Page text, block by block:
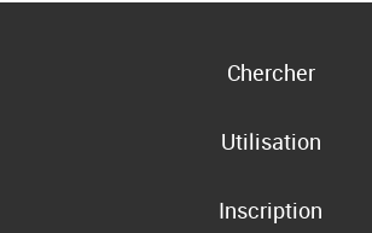
Chercher
Utilisation
Inscription